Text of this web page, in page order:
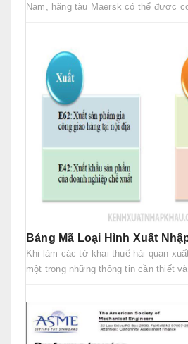
Nam, hãng tàu Maersk có thể được
Bảng Mã Loại Hình Xuất
Khi làm các tờ khai thuế hải quan
một trong những thông tin cần thiết